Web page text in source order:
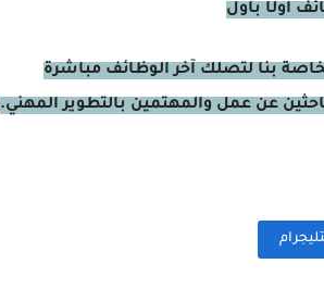
أولًا بأول
بنا لتصلك آخر الوظائف مباشرة
عن عمل والمهتمين بالتطوير المهني.